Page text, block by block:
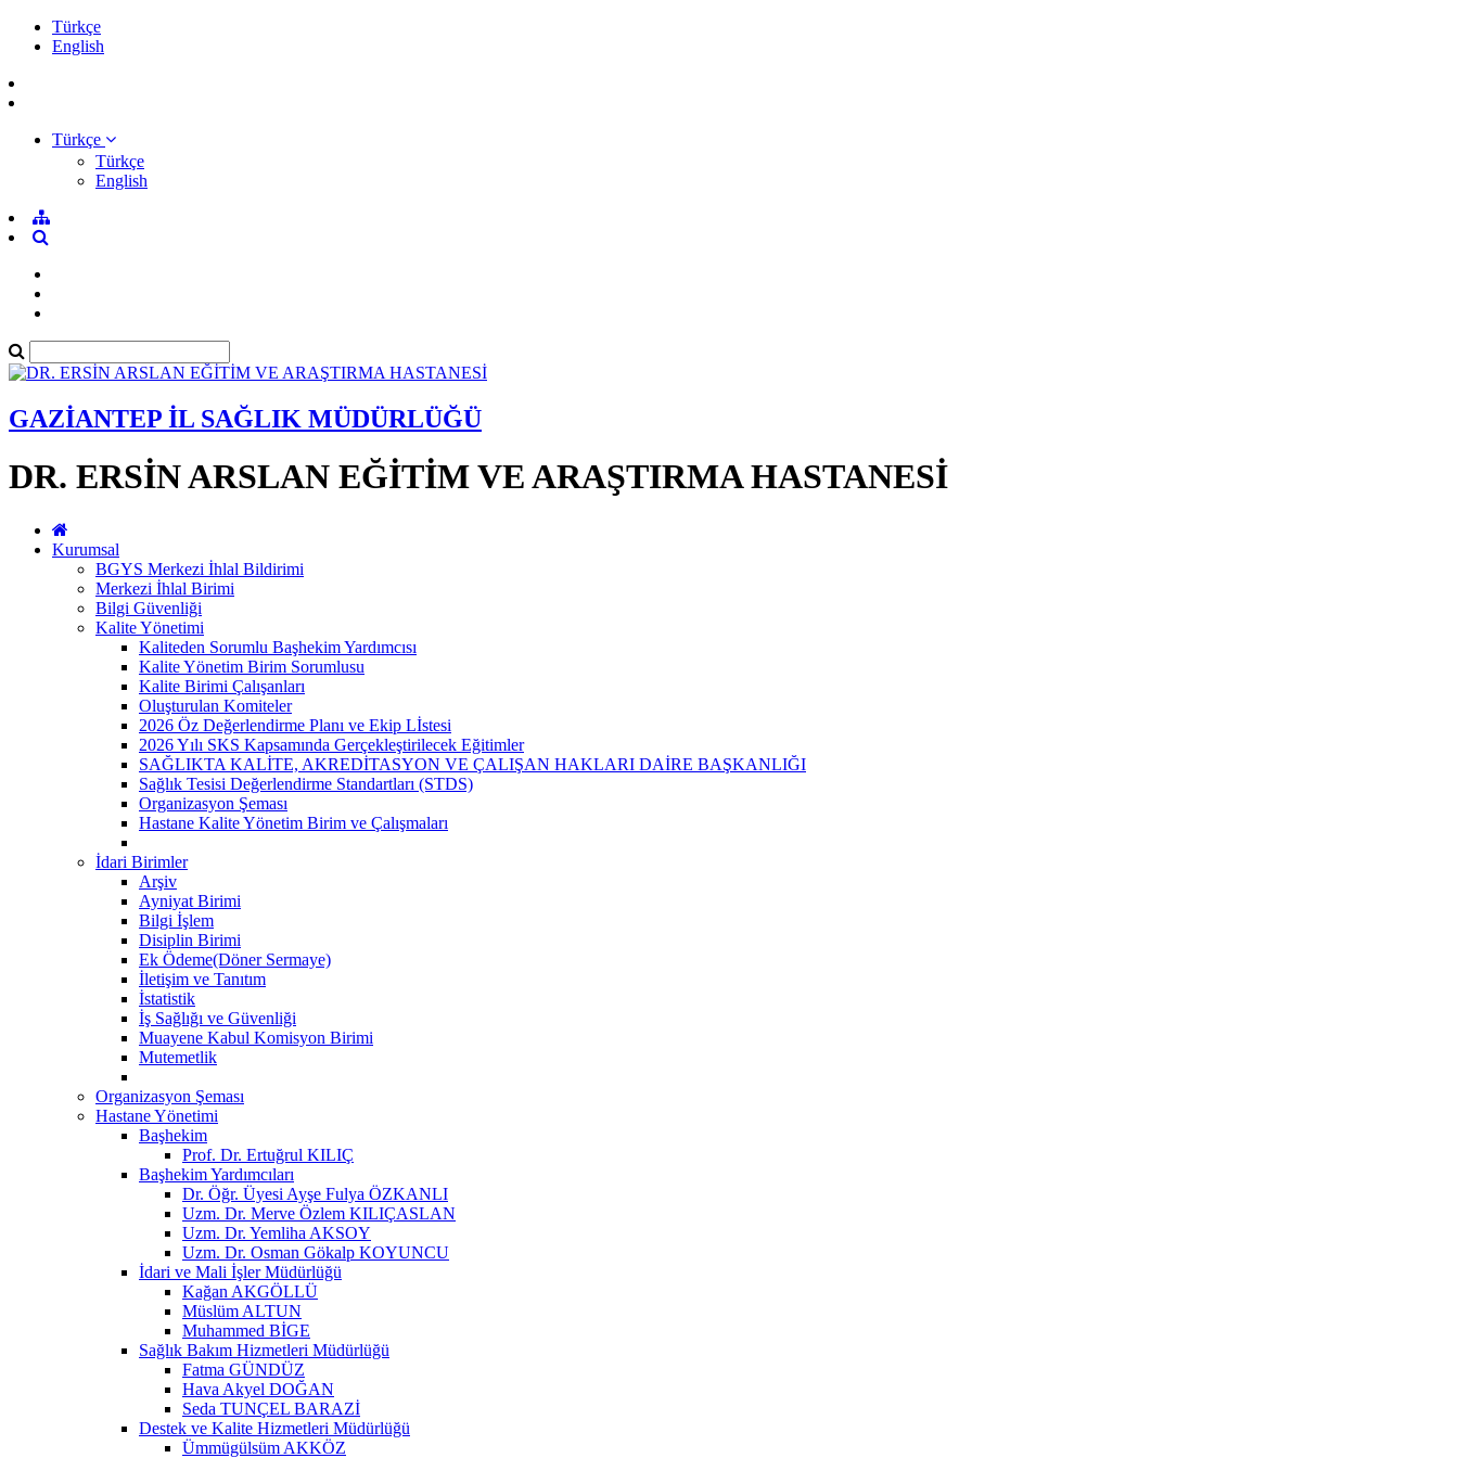
Türkçe
English
Türkçe
Türkçe
English
GAZİANTEP İL SAĞLIK MÜDÜRLÜĞÜ
DR. ERSİN ARSLAN EĞİTİM VE ARAŞTIRMA HASTANESİ
Kurumsal
BGYS Merkezi İhlal Bildirimi
Merkezi İhlal Birimi
Bilgi Güvenliği
Kalite Yönetimi
Kaliteden Sorumlu Başhekim Yardımcısı
Kalite Yönetim Birim Sorumlusu
Kalite Birimi Çalışanları
Oluşturulan Komiteler
2026 Öz Değerlendirme Planı ve Ekip Lİstesi
2026 Yılı SKS Kapsamında Gerçekleştirilecek Eğitimler
SAĞLIKTA KALİTE, AKREDİTASYON VE ÇALIŞAN HAKLARI DAİRE BAŞKANLIĞI
Sağlık Tesisi Değerlendirme Standartları (STDS)
Organizasyon Şeması
Hastane Kalite Yönetim Birim ve Çalışmaları
İdari Birimler
Arşiv
Ayniyat Birimi
Bilgi İşlem
Disiplin Birimi
Ek Ödeme(Döner Sermaye)
İletişim ve Tanıtım
İstatistik
İş Sağlığı ve Güvenliği
Muayene Kabul Komisyon Birimi
Mutemetlik
Organizasyon Şeması
Hastane Yönetimi
Başhekim
Prof. Dr. Ertuğrul KILIÇ
Başhekim Yardımcıları
Dr. Öğr. Üyesi Ayşe Fulya ÖZKANLI
Uzm. Dr. Merve Özlem KILIÇASLAN
Uzm. Dr. Yemliha AKSOY
Uzm. Dr. Osman Gökalp KOYUNCU
İdari ve Mali İşler Müdürlüğü
Kağan AKGÖLLÜ
Müslüm ALTUN
Muhammed BİGE
Sağlık Bakım Hizmetleri Müdürlüğü
Fatma GÜNDÜZ
Hava Akyel DOĞAN
Seda TUNÇEL BARAZİ
Destek ve Kalite Hizmetleri Müdürlüğü
Ümmügülsüm AKKÖZ